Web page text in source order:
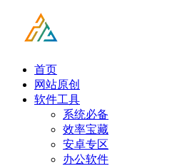
首页
网站原创
软件工具
系统必备
效率宝藏
安卓专区
办公软件